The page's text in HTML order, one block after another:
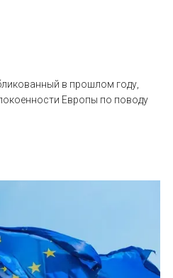
в прошлом году,
Европы по поводу